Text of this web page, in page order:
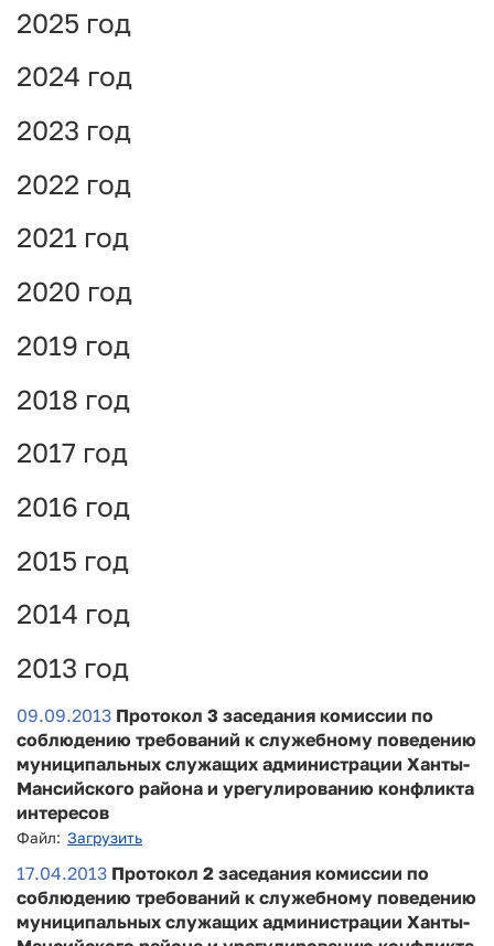
2025 год
2024 год
2023 год
2022 год
2021 год
2020 год
2019 год
2018 год
2017 год
2016 год
2015 год
2014 год
2013 год
09.09.2013 Протокол 3 заседания комиссии по
соблюдению требований к служебному поведению
муниципальных служащих администрации Ханты-
Мансийского района и урегулированию конфликта
интересов
Файл: Загрузить
17.04.2013 Протокол 2 заседания комиссии по
соблюдению требований к служебному поведению
муниципальных служащих администрации Ханты-